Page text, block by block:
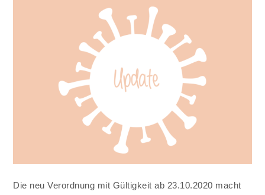
Die neu Verordnung mit Gültigkeit ab 23.10.2020 macht